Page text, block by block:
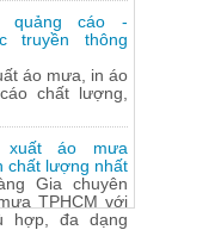
quảng cáo -
truyền thông
áo mưa, in áo
chất lượng,
xuất áo mưa
chất lượng nhất
Gia chuyên
TPHCM với
hợp, đa dạng